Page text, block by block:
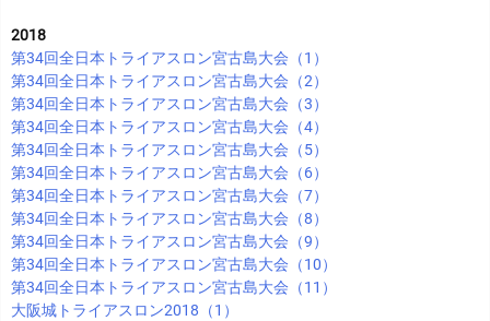
2018
第34回全日本トライアスロン宮古島大会（1）
第34回全日本トライアスロン宮古島大会（2）
第34回全日本トライアスロン宮古島大会（3）
第34回全日本トライアスロン宮古島大会（4）
第34回全日本トライアスロン宮古島大会（5）
第34回全日本トライアスロン宮古島大会（6）
第34回全日本トライアスロン宮古島大会（7）
第34回全日本トライアスロン宮古島大会（8）
第34回全日本トライアスロン宮古島大会（9）
第34回全日本トライアスロン宮古島大会（10）
第34回全日本トライアスロン宮古島大会（11）
大阪城トライアスロン2018（1）